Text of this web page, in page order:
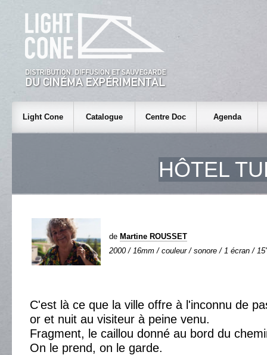
Light Cone Catalogue Centre Doc Agenda
HÔTEL
de Martine ROUSSET
2000 / 16mm / couleur / sonore / 1 écran /
C'est là ce que la ville offre à l'inconnu de
or et nuit au visiteur à peine venu.
Fragment, le caillou donné au bord du
On le prend, on le garde.